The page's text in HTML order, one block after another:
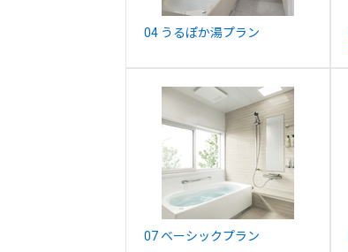
04 うるぽか湯プラン
07 ベーシックプラン